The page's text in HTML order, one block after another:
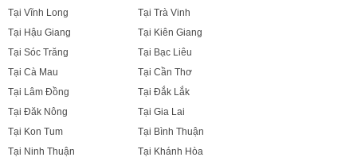
Tại Vĩnh Long
Tại Trà Vinh
Tại Hậu Giang
Tại Kiên Giang
Tại Sóc Trăng
Tại Bạc Liêu
Tại Cà Mau
Tại Cần Thơ
Tại Lâm Đồng
Tại Đắk Lắk
Tại Đăk Nông
Tại Gia Lai
Tại Kon Tum
Tại Bình Thuận
Tại Ninh Thuận
Tại Khánh Hòa